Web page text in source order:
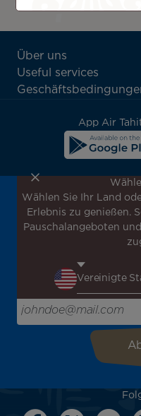
ATN:
Footer
menu
Über uns
Useful services
App Air
Melden Sie sich für
neuesten Nachrichten
Erhalten Sie unsere
Aktionen vor allen
inspirieren!
Bitte geben Sie hier Ihre
Wählen Sie Ihr Land
Erlebnis zu genießen.
Pauschalangeboten